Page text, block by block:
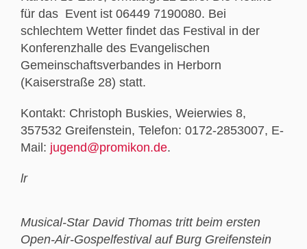
für das Event ist 06449 7190080. Bei
schlechtem Wetter findet das Festival in der
Konferenzhalle des Evangelischen
Gemeinschaftsverbandes in Herborn
(Kaiserstraße 28) statt.
Kontakt: Christoph Buskies, Weierwies 8,
357532 Greifenstein, Telefon: 0172-2853007, E-
Mail: jugend@promikon.de.
lr
Musical-Star David Thomas tritt beim ersten
Open-Air-Gospelfestival auf Burg Greifenstein